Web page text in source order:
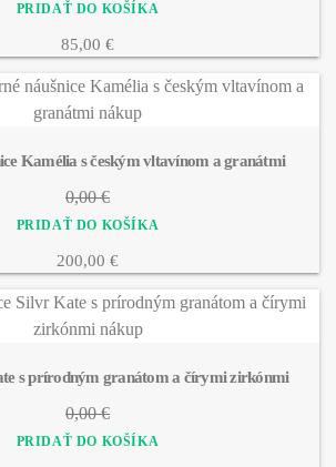
85,00 €
Kamélia s českým vltavínom a granátmi
0,00 €
200,00 €
s prírodným granátom a čírymi zirkónmi
0,00 €